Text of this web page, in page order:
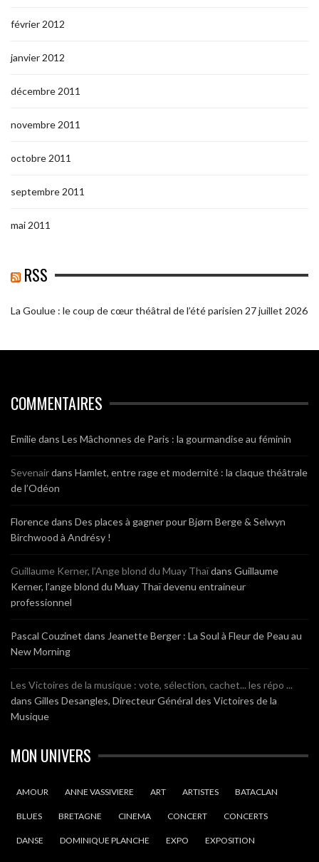
février 2012
janvier 2012
décembre 2011
novembre 2011
octobre 2011
septembre 2011
mai 2011
RSS
La Goulue : le coup de cœur théâtral de l’été parisien 27 juillet 2026
COMMENTAIRES
Emiliedans Les Mâchonnes de Paris : la gourmandise au féminin
Sevenairdans Hamlet, entre rage et modernité : la claque théâtrale
de l’Odéon
Florencedans Des places à gagner pour Bjørn Berge & Selwyn
Birchwood à Andrésy !
Guillaume Kerner, l’Ange blond du Muay Thaïdans Guillaume
Kerner, l’ange blond du Muay Thaï devenu entraineur
professionnel
Pascal Couzinet dans Jeanette Berger : La Soul à Fleur de Peau au
New Morning
Les Victoires de la musique : vote, sélection, cachet... les répo ...
dans Gilles Desangles, Directeur Général des Victoires de la
Musique
MON UNIVERS
AMOUR ANNE VASSIVIERE ART ARTISTES BATACLAN
BLUES BRETAGNE CINEMA CONCERT CONCERTS
DANSE DOMINIQUE PLANCHE EXPO EXPOSITION